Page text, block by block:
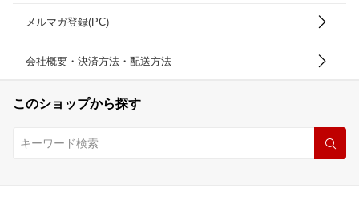
メルマガ登録(PC)
会社概要・決済方法・配送方法
このショップから探す